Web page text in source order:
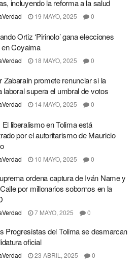
incluyendo la reforma a la salud
19 MAYO, 2025 0
Ortiz ‘Pirinolo’ gana elecciones
Coyaima
18 MAYO, 2025 0
Zabaraín promete renunciar si la
laboral supera el umbral de votos
14 MAYO, 2025 0
El liberalismo en Tolima está
por el autoritarismo de Mauricio
10 MAYO, 2025 0
ordena captura de Iván Name y
por millonarios sobornos en la
7 MAYO, 2025 0
Progresistas del Tolima se desmarcan
oficial
23 ABRIL, 2025 0